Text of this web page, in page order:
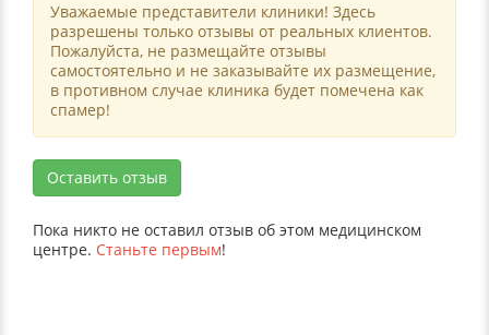
Уважаемые представители клиники! Здесь
разрешены только отзывы от реальных клиентов.
Пожалуйста, не размещайте отзывы
самостоятельно и не заказывайте их размещение,
в противном случае клиника будет помечена как
спамер!
Оставить отзыв
Пока никто не оставил отзыв об этом медицинском
центре. Станьте первым!